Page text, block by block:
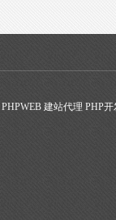
PHPWEB 建站代理 PHP开